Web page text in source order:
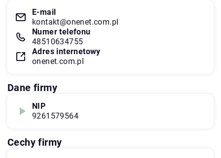
E-mail
kontakt@onenet.com.pl
Numer telefonu
48510634755
Adres internetowy
onenet.com.pl
Dane firmy
NIP
9261579564
Cechy firmy